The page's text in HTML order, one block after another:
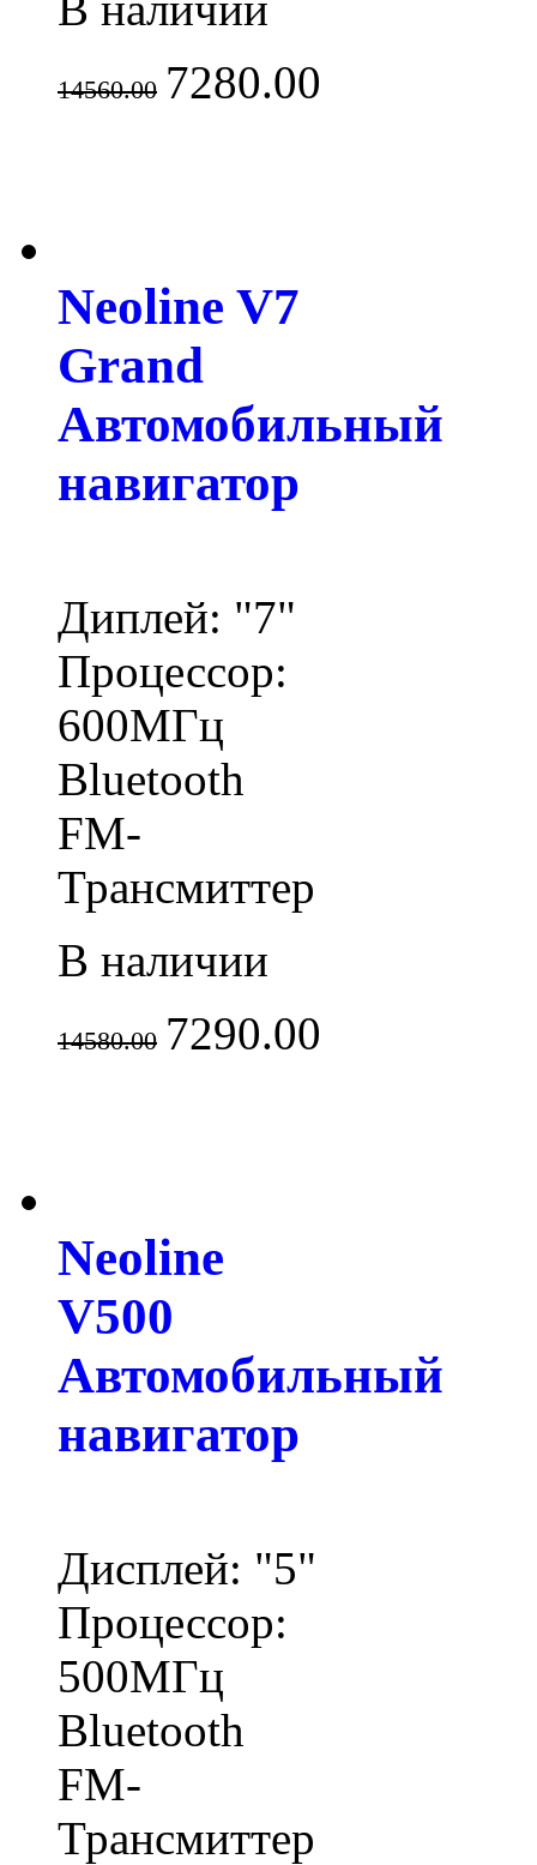
14560.00 7280.00
Neoline V7
Grand
Автомобильный
навигатор
Диплей: "7"
Процессор:
600МГц
Bluetooth
FM-
Трансмиттер
В наличии
14580.00 7290.00
Neoline
V500
Автомобильный
навигатор
Дисплей: "5"
Процессор:
500МГц
Bluetooth
FM-
Трансмиттер